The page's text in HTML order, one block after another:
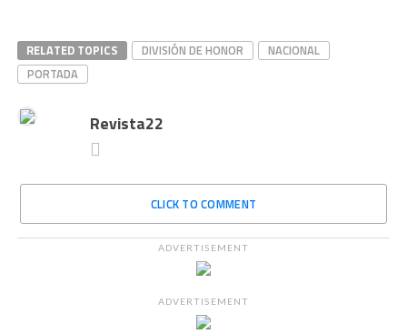
RELATED TOPICS DIVISIÓN DE HONOR
NACIONAL
PORTADA
Revista22
CLICK TO COMMENT
ADVERTISEMENT
ADVERTISEMENT